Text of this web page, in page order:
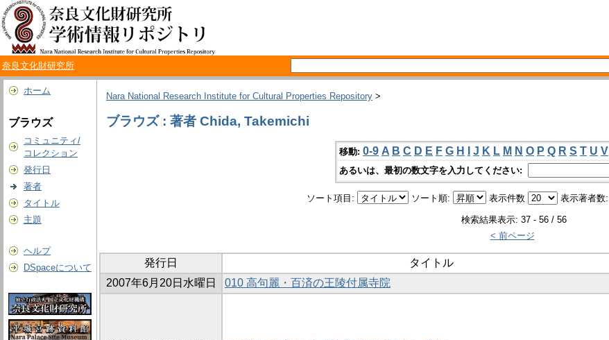
奈良文化財研究所
ホーム
ブラウズ
コミュニティ/
コレクション
発行日
著者
タイトル
主題
ヘルプ
DSpaceについて
Nara National Research Institute for Cultural Properties Repository >
ブラウズ : 著者 Chida, Takemichi
移動: 0-9 A B C D E F G H J K L M N O P Q R S T U V
あるいは、最初の数文字を入力してください:
ソート項目: ソート順: 表示件数 表示著者数:
検索結果表示: 37 - 56 / 56
< 前ページ
発行日 タイトル
2007年6月20日水曜日
010 高句麗・百済の王陵付属寺院